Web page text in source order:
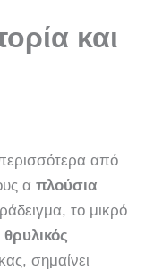
και
από
α πλούσια
το μικρό
θρυλικός
σημαίνει